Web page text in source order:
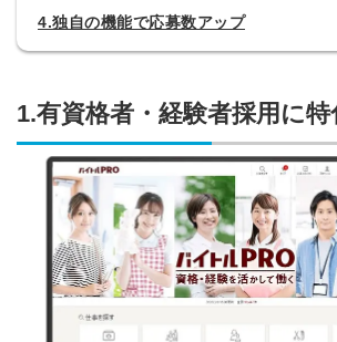
4.独自の機能で応募数アップ
1.有資格者・経験者採用に特